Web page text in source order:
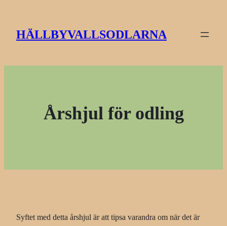
innehåll
HÄLLBYVALLSODLARNA
Årshjul för odling
Syftet med detta årshjul är att tipsa varandra om när det är